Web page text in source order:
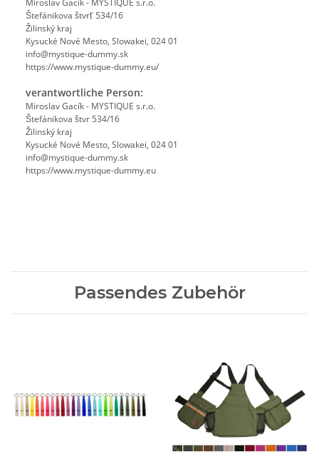
Štefánikova štvrť 534/16
Žilinský kraj
Kysucké Nové Mesto, Slowakei, 024 01
info@mystique-dummy.sk
https://www.mystique-dummy.eu/
verantwortliche Person:
Miroslav Gacík - MYSTIQUE s.r.o.
Štefánikova štvr 534/16
Žilinský kraj
Kysucké Nové Mesto, Slowakei, 024 01
info@mystique-dummy.sk
https://www.mystique-dummy.eu
Passendes Zubehör